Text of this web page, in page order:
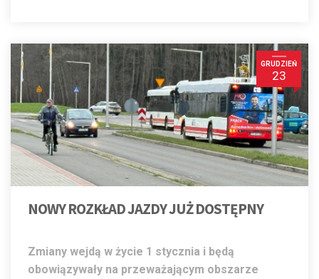
GRUDZIEŃ
23
NOWY ROZKŁAD JAZDY JUŻ DOSTĘPNY
Zmiany wejdą w życie 1 stycznia i będą
obowiązywały na przeważającym obszarze